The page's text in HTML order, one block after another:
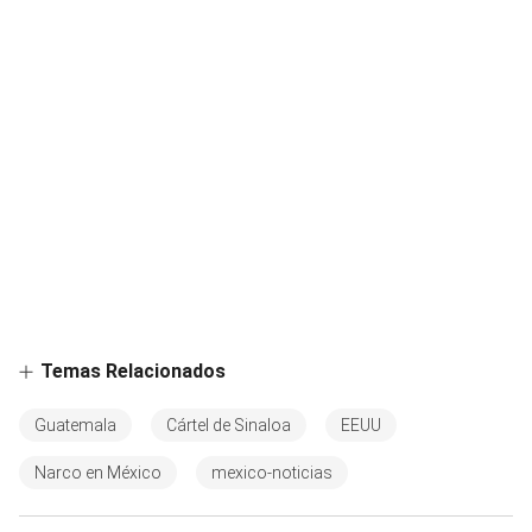
Temas Relacionados
Guatemala Cártel de Sinaloa EEUU
Narco en México mexico-noticias